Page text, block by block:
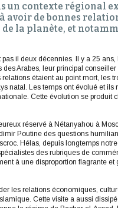
un contexte régional
avoir de bonnes
la planète, et
il deux décennies. Il y a 25 ans,
Arabes, leur principal
étaient au point mort, les
natal. Les temps ont évolué et ils
Cette évolution se produit
réservé à Nétanyahou à
Poutine des questions
Hélas, depuis longtemps
des rubriques de
à une disproportion flagrante et
les relations économiques,
Cette visite a aussi